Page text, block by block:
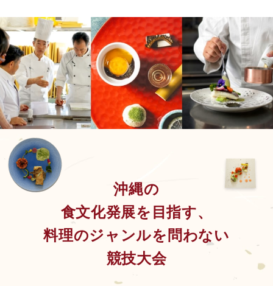
沖縄の
食文化発展を目指す、
料理のジャンルを問わない
競技大会